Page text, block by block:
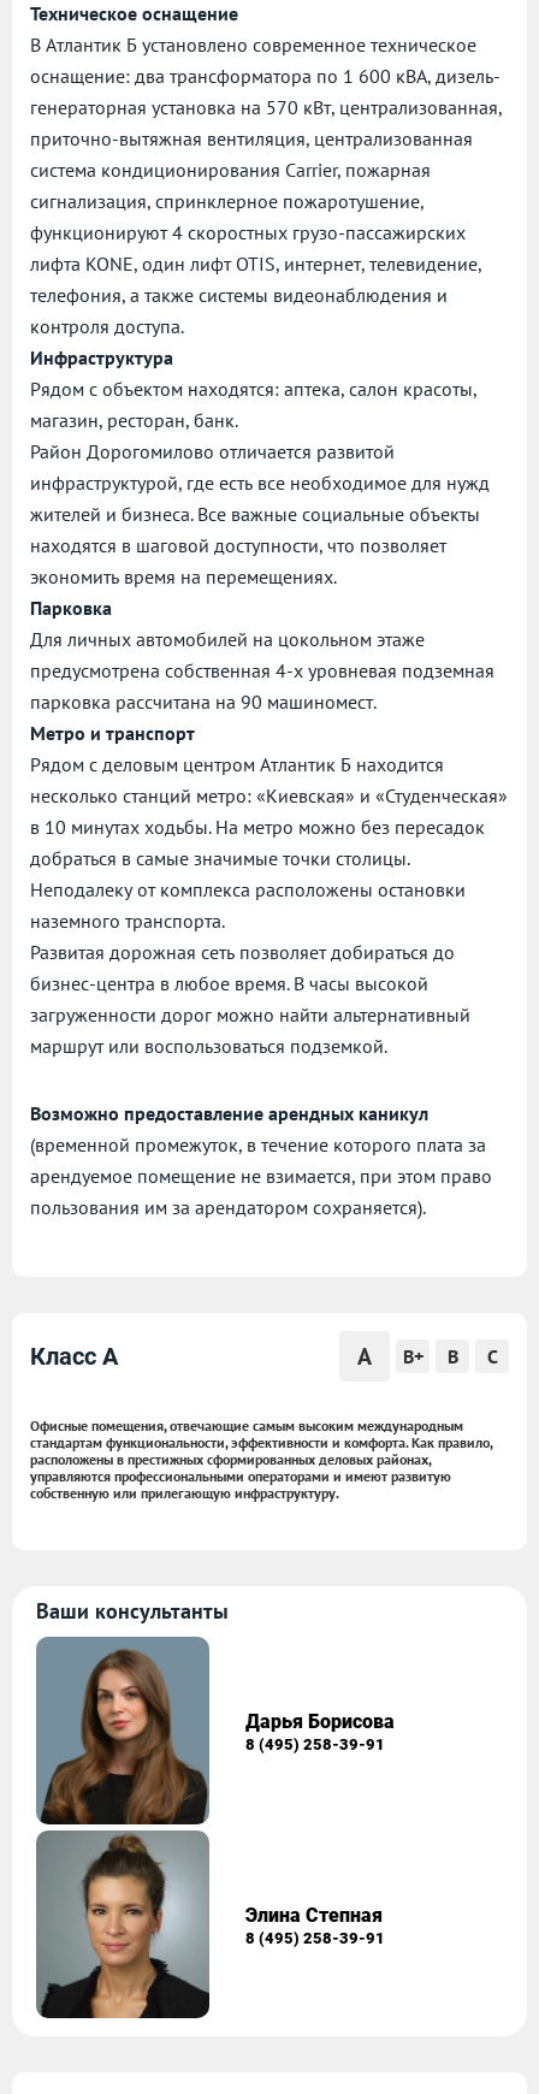
Техническое оснащение
В Атлантик Б установлено современное техническое
оснащение: два трансформатора по 1 600 кВА, дизель-
генераторная установка на 570 кВт, централизованная,
приточно-вытяжная вентиляция, централизованная
система кондиционирования Carrier, пожарная
сигнализация, спринклерное пожаротушение,
функционируют 4 скоростных грузо-пассажирских
лифта KONE, один лифт OTIS, интернет, телевидение,
телефония, а также системы видеонаблюдения и
контроля доступа.
Инфраструктура
Рядом с объектом находятся: аптека, салон красоты,
магазин, ресторан, банк.
Район Дорогомилово отличается развитой
инфраструктурой, где есть все необходимое для нужд
жителей и бизнеса. Все важные социальные объекты
находятся в шаговой доступности, что позволяет
экономить время на перемещениях.
Парковка
Для личных автомобилей на цокольном этаже
предусмотрена собственная 4-х уровневая подземная
парковка рассчитана на 90 машиномест.
Метро и транспорт
Рядом с деловым центром Атлантик Б находится
несколько станций метро: «Киевская» и «Студенческая»
в 10 минутах ходьбы. На метро можно без пересадок
добраться в самые значимые точки столицы.
Неподалеку от комплекса расположены остановки
наземного транспорта.
Развитая дорожная сеть позволяет добираться до
бизнес-центра в любое время. В часы высокой
загруженности дорог можно найти альтернативный
маршрут или воспользоваться подземкой.
Возможно предоставление арендных каникул
(временной промежуток, в течение которого плата за
арендуемое помещение не взимается, при этом право
пользования им за арендатором сохраняется).
Класс A A B+ B C
Офисные помещения, отвечающие самым высоким международным
стандартам функциональности, эффективности и комфорта. Как правило,
расположены в престижных сформированных деловых районах,
управляются профессиональными операторами и имеют развитую
собственную или прилегающую инфраструктуру.
Ваши консультанты
Дарья Борисова
8 (495) 258-39-91
Элина Степная
8 (495) 258-39-91